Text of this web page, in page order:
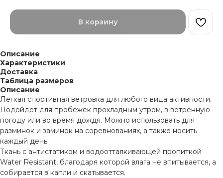
В корзину
Описание
Характеристики
Доставка
Таблица размеров
Описание
Легкая спортивная ветровка для любого вида активности.
Подойдет для пробежек прохладным утром, в ветренную
погоду или во время дождя. Можно использовать для
разминок и заминок на соревнованиях, а также носить
каждый день.
Ткань с антистатиком и водоотталкивающей пропиткой
Water Resistant, благодаря которой влага не впитывается, а
собирается в капли и скатывается.